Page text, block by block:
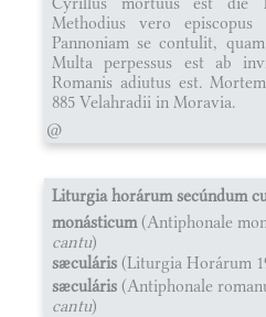
Methodius vero
Pannoniam se contulit,
Multa perpessus est ab
Romanis adiutus est.
885 Velahradii in Moravia.
@
Liturgia horárum secúndum
monásticum(Antiphonale
cantu)
sæculáris (Liturgia Horárum
sæculáris (Antiphonale
cantu)